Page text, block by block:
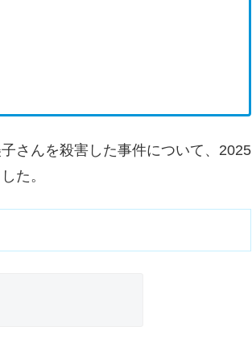
さんを殺害した事件について、2025
た。